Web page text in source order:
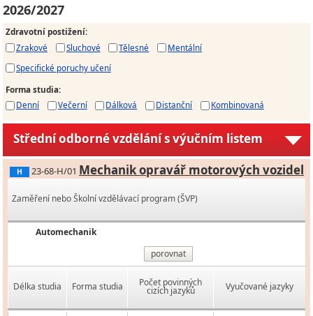
2026/2027
Zdravotní postižení:
Zrakové
Sluchové Tělesné
Mentální
Specifické poruchy učení
Forma studia:
Denní
Večerní Dálková Distanční Kombinovaná
Střední odborné vzdělání s výučním listem
H 23-68-H/01 Mechanik opravář motorových vozidel
Zaměření nebo Školní vzdělávací program (ŠVP)
Automechanik
porovnat
Délka studia Forma studia Počet povinných
cizích jazyků Vyučované jazyky